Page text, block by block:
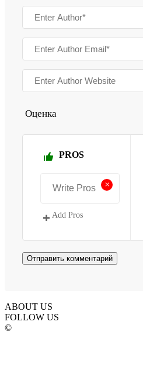
Оценка
PROS
+
Add Pros
ABOUT US
FOLLOW US
©